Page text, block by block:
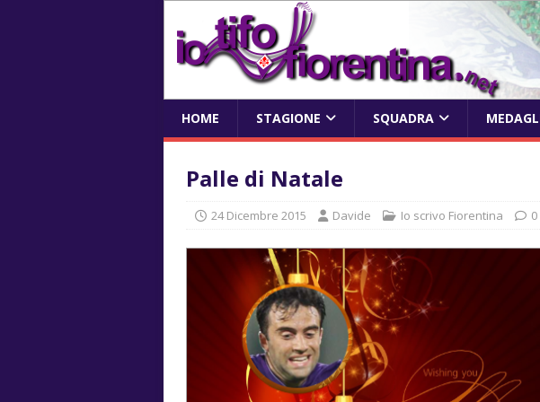
HOME STAGIONE SQUADRA
Palle di Natale
24 Dicembre 2015 Davide Io scrivo Fiorentina 0